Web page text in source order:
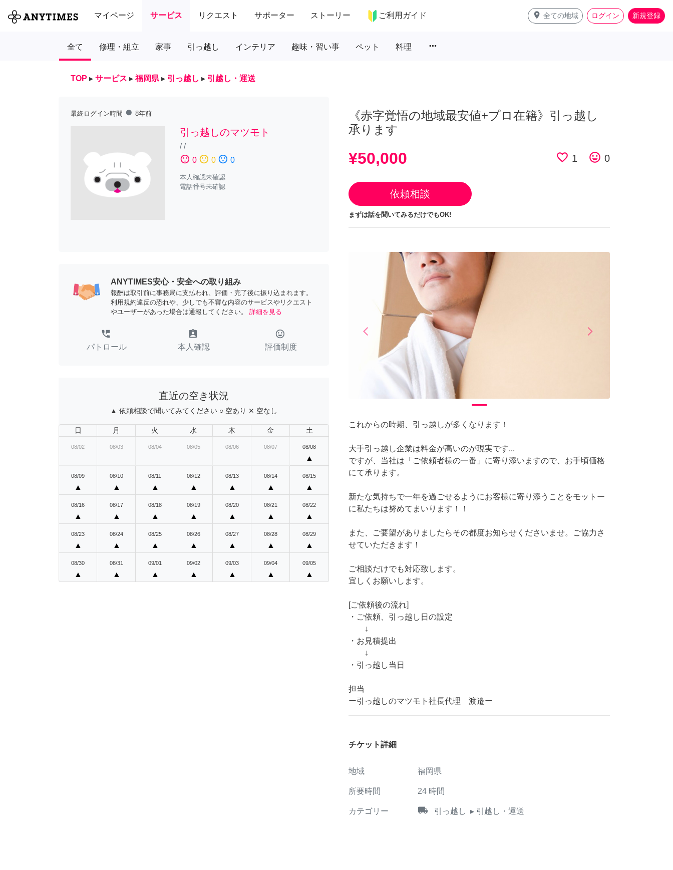
マイページ サービス リクエスト サポーター ストーリー ご利用ガイド place 全ての地域 ログイン 新規登録
全て 修理・組立 家事 引っ越し インテリア 趣味・習い事 ペット 料理 more_horiz
TOP ▸ サービス ▸ 福岡県 ▸ 引っ越し ▸ 引越し・運送
最終ログイン時間 fiber_manual_record 8年前
引っ越しのマツモト
//
sentiment_satisfied 0 sentiment_neutral 0 sentiment_dissatisfied 0
本人確認未確認
電話番号未確認
ANYTIMES安心・安全への取り組み
報酬は取引前に事務局に支払われ、評価・完了後に振り込まれます。
利用規約違反の恐れや、少しでも不審な内容のサービスやリクエスト
やユーザーがあった場合は通報してください。
詳細を見る
perm_phone_msg
パトロール
assignment_ind
本人確認
tag_faces
評価制度
直近の空き状況
▲:依頼相談で聞いてみてください ○:空あり ✕:空なし
日 月 火 水 木 金 土
08/02 08/03 08/04 08/05 08/06 08/07 08/08
▲
08/09
▲
08/10
▲
08/11
▲
08/12
▲
08/13
▲
08/14
▲
08/15
▲
08/16
▲
08/17
▲
08/18
▲
08/19
▲
08/20
▲
08/21
▲
08/22
▲
08/23
▲
08/24
▲
08/25
▲
08/26
▲
08/27
▲
08/28
▲
08/29
▲
08/30
▲
08/31
▲
09/01
▲
09/02
▲
09/03
▲
09/04
▲
09/05
▲
《赤字覚悟の地域最安値+プロ在籍》引っ越し
承ります
¥50,000 favorite_border 1 tag_faces 0
依頼相談
まずは話を聞いてみるだけでもOK!
arrow_back_iosPrevious arrow_forward_iosNext
これからの時期、引っ越しが多くなります！
大手引っ越し企業は料金が高いのが現実です...
ですが、当社は「ご依頼者様の一番」に寄り添いますので、お手頃価格
にて承ります。
新たな気持ちで一年を過ごせるようにお客様に寄り添うことをモットー
に私たちは努めてまいります！！
また、ご要望がありましたらその都度お知らせくださいませ。ご協力さ
せていただきます！
ご相談だけでも対応致します。
宜しくお願いします。
[ご依頼後の流れ]
・ご依頼、引っ越し日の設定
↓
・お見積提出
↓
・引っ越し当日
担当
ー引っ越しのマツモト社長代理 渡邉ー
チケット詳細
地域 福岡県
所要時間 24 時間
カテゴリー local_shipping 引っ越し ▸ 引越し・運送